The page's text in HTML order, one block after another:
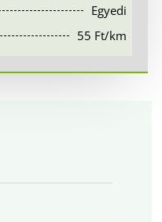
Egyedi
55 Ft/km